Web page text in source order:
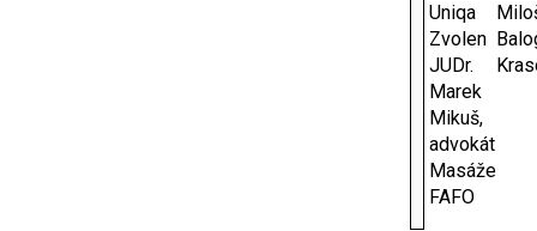
Uniqa
Zvolen
JUDr.
Marek
Mikuš,
advokát
Masáže
FAFO